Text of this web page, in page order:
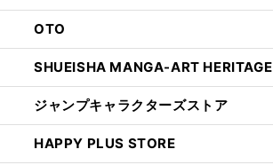
OTO
SHUEISHA MANGA-ART HERITAGE
ジャンプキャラクターズストア
HAPPY PLUS STORE